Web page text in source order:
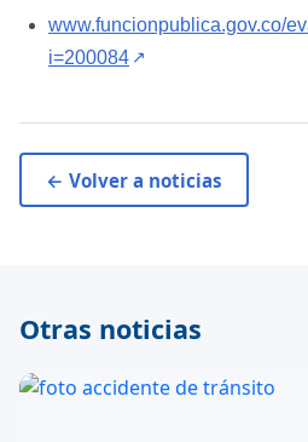
www.funcionpublica.gov.co/
i=200084 ↗
← Volver a noticias
Otras noticias